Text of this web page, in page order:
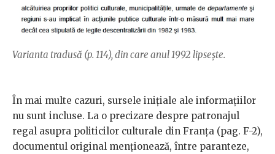
Varianta tradusă (p. 114), din care anul 1992 lipsește.
În mai multe cazuri, sursele inițiale ale informațiilor
nu sunt incluse. La o precizare despre patronajul
regal asupra politicilor culturale din Franța (pag. F-2),
documentul original menționează, între paranteze,